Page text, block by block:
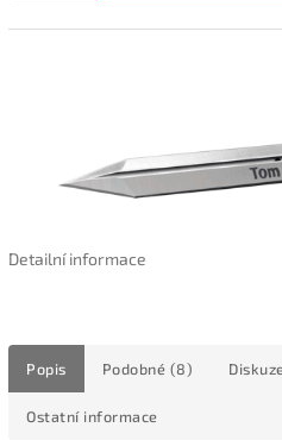
Detailní informace
Popis Podobné (8)
Ostatní informace